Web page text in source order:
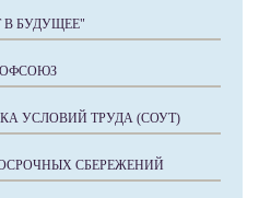
В БУДУЩЕЕ"
УСЛОВИЙ ТРУДА (СОУТ)
СБЕРЕЖЕНИЙ